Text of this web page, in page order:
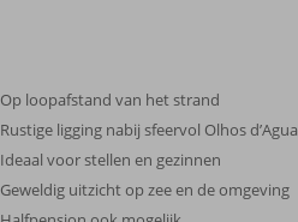
Op loopafstand van het strand
Rustige ligging nabij sfeervol Olhos d’Agua
Ideaal voor stellen en gezinnen
Geweldig uitzicht op zee en de omgeving